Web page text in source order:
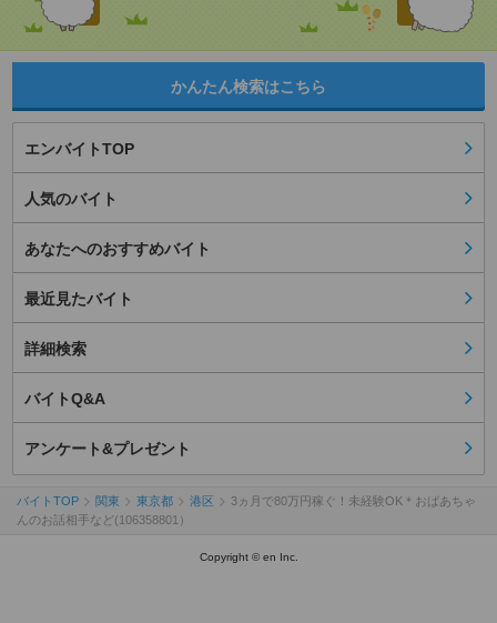
かんたん検索はこちら
エンバイトTOP
人気のバイト
あなたへのおすすめバイト
最近見たバイト
詳細検索
バイトQ&A
アンケート&プレゼント
バイトTOP 関東 東京都 港区
3ヵ月で80万円稼ぐ！未経験OK＊おばあちゃ
んのお話相手など(106358801）
Copyright © en Inc.